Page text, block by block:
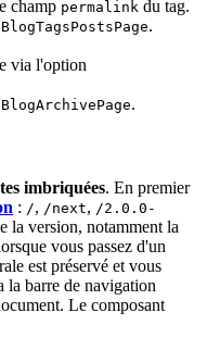
champ permalink du tag.
BlogTagsPostsPage.
via l'option
BlogArchivePage.
imbriquées. En premier
: /, /next, /2.0.0-
la version, notamment la
vous passez d'un
est préservé et vous
la barre de navigation
Le composant